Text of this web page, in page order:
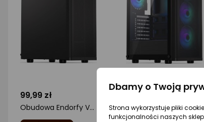
99,99 zł
Obudowa Endorfy Ventum 200 Solid (EY2A001)
276 zł
Obudowa Endorfy Ventium 200 ARBG + Chłodzenie ENDORFY Spartan 5 MAX ARGB
Dbamy o Twoją
Strona wykorzystuje pliki
funkcjonalności naszych